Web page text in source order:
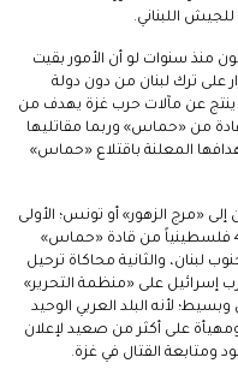
اللبناني.
منذ سنوات لو أن الأمور بقيت
على ترك لبنان من دون دولة
ينتج عن مآلات حرب غزة يهدف من
من «حماس» وربما مقاتليها
المعلنة باقتلاع «حماس»
«مرج الزهور» أو تونس؛ الأولى
عندما عمدت إسرائيل سنة 1992 إلى إبعاد 415 فلسطينياً من قادة «حماس»
لبنان، والثانية محاكاة ترحيل
إسرائيل على «منظمة التحرير»
سهل وبسيط؛ لأنه البلد العربي الوحيد
على أكثر من صعيد لإعلان
ومتابعة القتال في غزة.